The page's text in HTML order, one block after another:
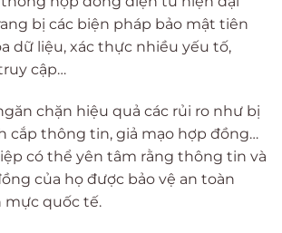
bị các biện pháp bảo mật tiên
dữ liệu, xác thực nhiều yếu tố,
cập…
chặn hiệu quả các rủi ro như bị
cắp thông tin, giả mạo hợp đồng…
có thể yên tâm rằng thông tin và
của họ được bảo vệ an toàn
mực quốc tế.